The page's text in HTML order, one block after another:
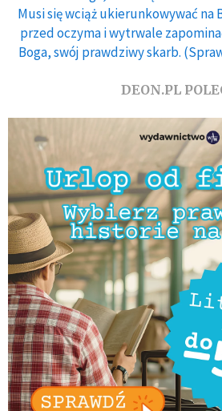
Musi się wciąż ukierunkowywać na
przed oczyma i wytrwale
Boga, swój prawdziwy skarb.
DEON.PL